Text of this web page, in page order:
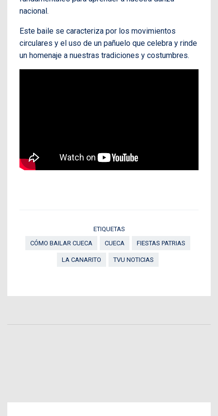
nacional.
Este baile se caracteriza por los movimientos
circulares y el uso de un pañuelo que celebra y rinde
un homenaje a nuestras tradiciones y costumbres.
ETIQUETAS
CÓMO BAILAR CUECA
CUECA FIESTAS PATRIAS
LA CANARITO TVU NOTICIAS